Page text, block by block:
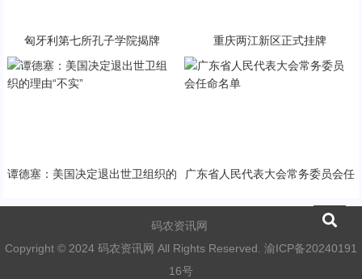
匈牙利第七所孔子学院揭牌 重庆两江新区正式挂牌
谭德塞：美国决定退出世卫组织的
广东省人民代表大会常务委员会任
码农资讯网
Copyright © 2024 码农资讯网 All Rights Reserved. 渝ICP备20240191
16号